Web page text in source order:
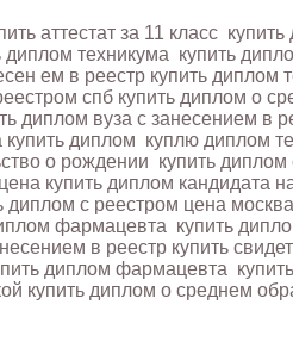
аттестат за 11 класс
диплом техникума купить
ем в реестр купить диплом
спб купить диплом о
диплом вуза с занесением в
купить диплом куплю диплом
о рождении купить
купить диплом кандидата
диплом с реестром цена
фармацевта купить
в реестр купить
диплом фармацевта
купить диплом о среднем